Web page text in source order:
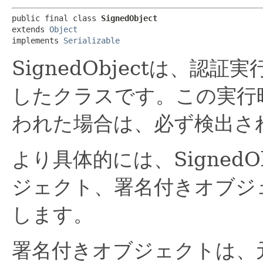
public final class SignedObject
extends Object
implements Serializable
SignedObjectは、認証実
したクラスです。この実
われた場合は、必ず検出さ
より具体的には、
ジェクト、署名付きオブ
します。
署名付きオブジェクトは